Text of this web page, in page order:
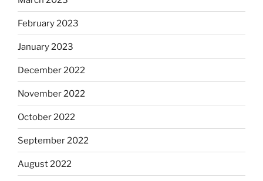
February 2023
January 2023
December 2022
November 2022
October 2022
September 2022
August 2022